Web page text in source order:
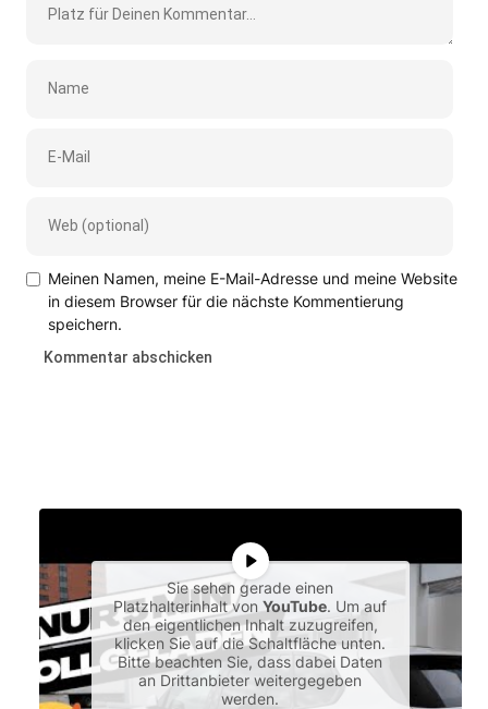
Meinen Namen, meine E-Mail-Adresse und meine Website
in diesem Browser für die nächste Kommentierung
speichern.
Sie sehen gerade einen
Platzhalterinhalt vonYouTube. Um auf
den eigentlichen Inhalt zuzugreifen,
klicken Sie auf die Schaltfläche unten.
Bitte beachten Sie, dass dabei Daten
an Drittanbieter weitergegeben
werden.